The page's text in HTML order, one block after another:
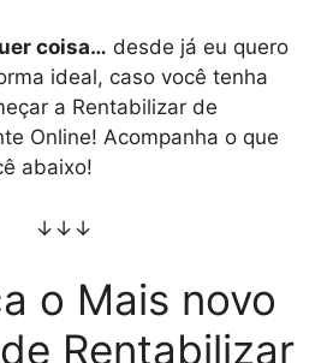
coisa… desde já eu quero
ideal, caso você tenha
a Rentabilizar de
Online! Acompanha o que
abaixo!
↓↓↓
o Mais novo
Rentabilizar